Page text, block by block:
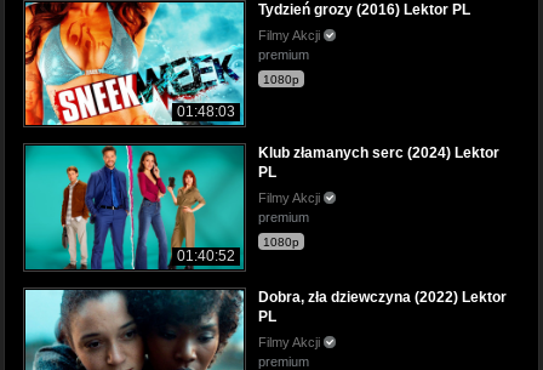
01:48:03
Tydzień grozy (2016) Lektor PL
Filmy Akcji
premium
1080p
01:40:52
Klub złamanych serc (2024) Lektor
PL
Filmy Akcji
premium
1080p
Dobra, zła dziewczyna (2022) Lektor
PL
Filmy Akcji
premium